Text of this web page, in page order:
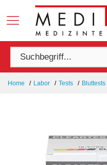
Home Labor Tests Bluttests